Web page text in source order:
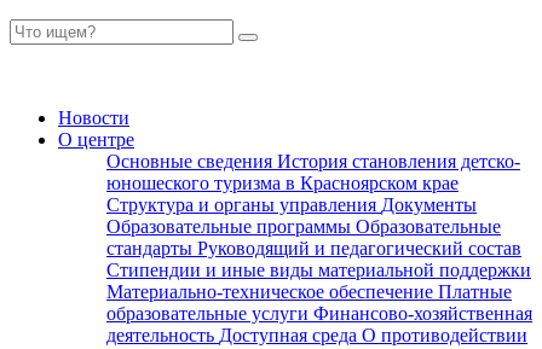
Новости
О центре
Основные сведения История становления детско-
юношеского туризма в Красноярском крае
Структура и органы управления Документы
Образовательные программы Образовательные
стандарты Руководящий и педагогический состав
Стипендии и иные виды материальной поддержки
Материально-техническое обеспечение Платные
образовательные услуги Финансово-хозяйственная
деятельность Доступная среда О противодействии